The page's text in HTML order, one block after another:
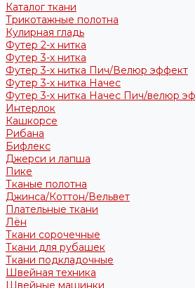
Каталог ткани
Трикотажные полотна
Кулирная гладь
Футер 2-х нитка
Футер 3-х нитка
Футер 3-х нитка Пич/Велюр эффект
Футер 3-х нитка Начес
Футер 3-х нитка Начес Пич/велюр
Интерлок
Кашкорсе
Рибана
Бифлекс
Джерси и лапша
Пике
Тканые полотна
Джинса/Коттон/Вельвет
Плательные ткани
Лён
Ткани сорочечные
Ткани для рубашек
Ткани подкладочные
Швейная техника
Швейные машинки